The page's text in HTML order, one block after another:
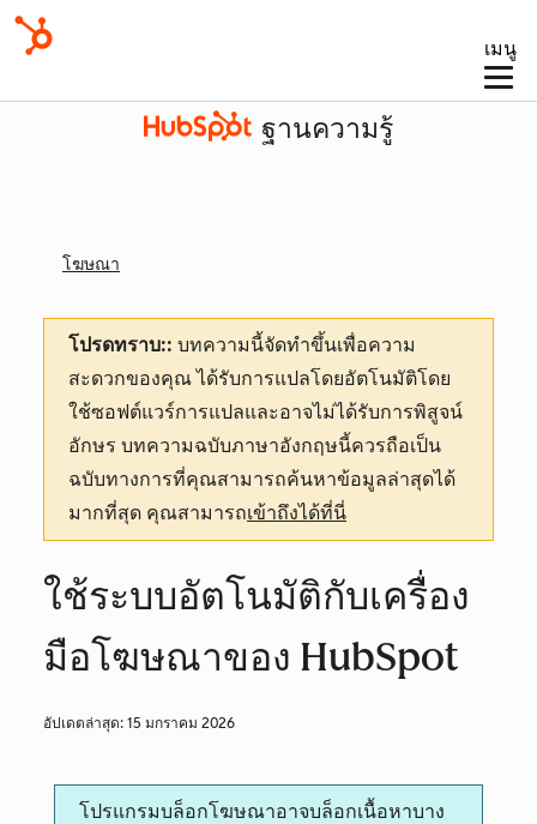
เมนู
ฐานความรู้
โฆษณา
โปรดทราบ:: บทความนี้จัดทำขึ้นเพื่อความ
สะดวกของคุณได้รับการแปลโดยอัตโนมัติโดย
ใช้ซอฟต์แวร์การแปลและอาจไม่ได้รับการพิสูจน์
อักษร บทความฉบับภาษาอังกฤษนี้ควรถือเป็น
ฉบับทางการที่คุณสามารถค้นหาข้อมูลล่าสุดได้
มากที่สุด คุณสามารถเข้าถึงได้ที่นี่
ใช้ระบบอัตโนมัติกับเครื่อง
มือโฆษณาของ HubSpot
อัปเดตล่าสุด: 15 มกราคม 2026
โปรแกรมบล็อกโฆษณาอาจบล็อกเนื้อหาบาง